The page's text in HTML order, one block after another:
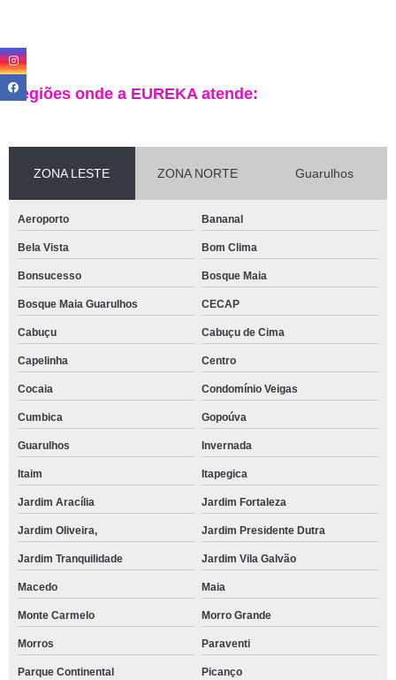
Regiões onde a EUREKA atende:
ZONA LESTE ZONA NORTE Guarulhos
Aeroporto Bananal
Bela Vista Bom Clima
Bonsucesso Bosque Maia
Bosque Maia Guarulhos CECAP
Cabuçu Cabuçu de Cima
Capelinha Centro
Cocaia Condomínio Veigas
Cumbica Gopoúva
Guarulhos Invernada
Itaim Itapegica
Jardim Aracília Jardim Fortaleza
Jardim Oliveira, Jardim Presidente Dutra
Jardim Tranquilidade Jardim Vila Galvão
Macedo Maia
Monte Carmelo Morro Grande
Morros Paraventi
Parque Continental Picanço